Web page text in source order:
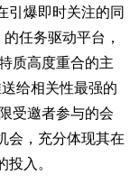
引爆即时关注的同
任务驱动平台，
质高度重合的主
给相关性最强的
受邀者参与的会
会，充分体现其在
入。